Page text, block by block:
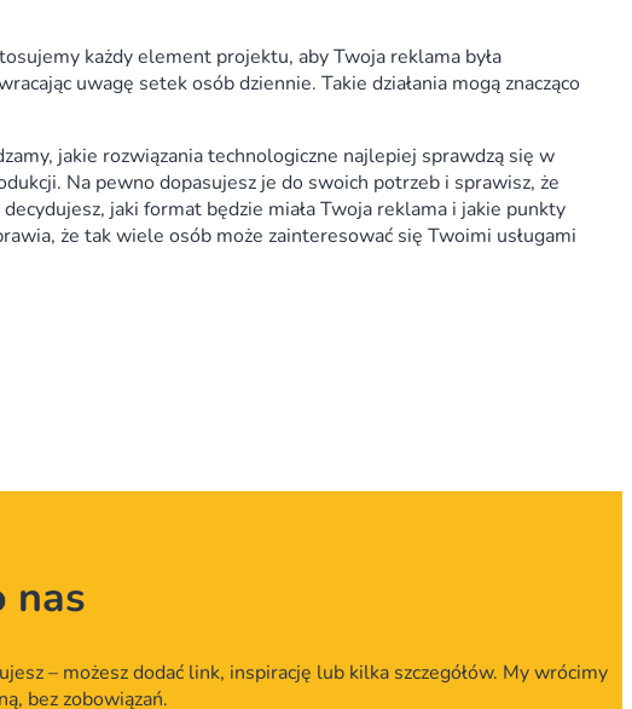
każdy element projektu, aby Twoja reklama była
uwagę setek osób dziennie. Takie działania mogą znacząco
jakie rozwiązania technologiczne najlepiej sprawdzą się w
Na pewno dopasujesz je do swoich potrzeb i sprawisz, że
jaki format będzie miała Twoja reklama i jakie punkty
że tak wiele osób może zainteresować się Twoimi usługami
nas
– możesz dodać link, inspirację lub kilka szczegółów. My wrócimy
bez zobowiązań.